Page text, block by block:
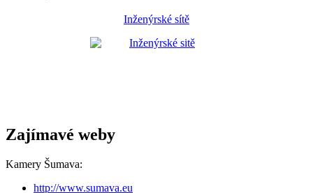
Inženýrské sítě
Zajímavé weby
Kamery Šumava:
http://www.sumava.eu